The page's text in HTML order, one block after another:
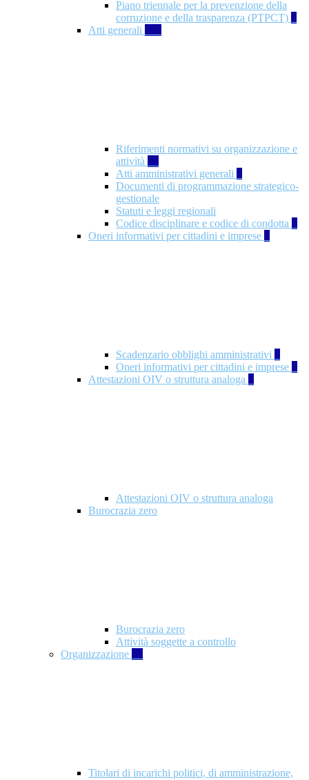
Piano triennale per la prevenzione della
corruzione e della trasparenza (PTPCT) 2
Atti generali 126
Riferimenti normativi su organizzazione e
attività 77
Atti amministrativi generali 3
Documenti di programmazione strategico-
gestionale
Statuti e leggi regionali
Codice disciplinare e codice di condotta 1
Oneri informativi per cittadini e imprese 8
Scadenzario obblighi amministrativi 1
Oneri informativi per cittadini e imprese 1
Attestazioni OIV o struttura analoga 2
Attestazioni OIV o struttura analoga
Burocrazia zero
Burocrazia zero
Attività soggette a controllo
Organizzazione 10
Titolari di incarichi politici, di amministrazione,